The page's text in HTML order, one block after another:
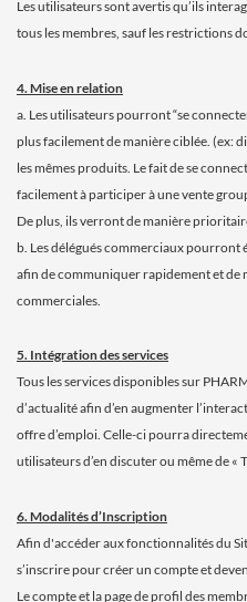
Les utilisateurs sont avertis qu’ils
tous les membres, sauf les restrictions
4. Mise en relation
a. Les utilisateurs pourront “se
plus facilement de manière ciblée. (ex:
les mêmes produits. Le fait de se
facilement à participer à une vente
De plus, ils verront de manière
b. Les délégués commerciaux pourront
afin de communiquer rapidement et
commerciales.
5. Intégration des services
Tous les services disponibles sur
d’actualité afin d’en augmenter
offre d’emploi. Celle-ci pourra
utilisateurs d’en discuter ou même de «
6. Modalités d’Inscription
Afin d'accéder aux fonctionnalités du
s’inscrire pour créer un compte et
Le compte et la page de profil des